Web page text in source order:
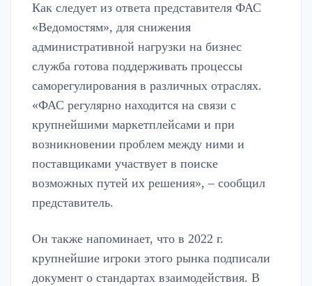
Как следует из ответа представителя ФАС
«Ведомостям», для снижения
административной нагрузки на бизнес
служба готова поддерживать процессы
саморегулирования в различных отраслях.
«ФАС регулярно находится на связи с
крупнейшими маркетплейсами и при
возникновении проблем между ними и
поставщиками участвует в поиске
возможных путей их решения», – сообщил
представитель.
Он также напоминает, что в 2022 г.
крупнейшие игроки этого рынка подписали
документ о стандартах взаимодействия. В